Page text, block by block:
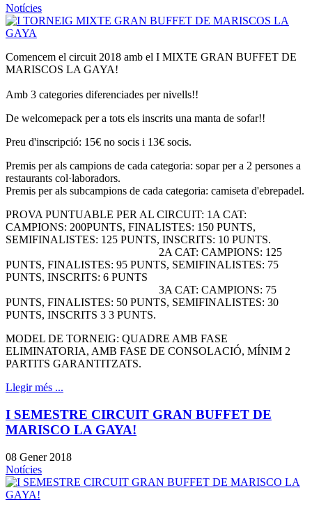
Notícies
Comencem el circuit 2018 amb el I MIXTE GRAN BUFFET DE
MARISCOS LA GAYA!
Amb 3 categories diferenciades per nivells!!
De welcomepack per a tots els inscrits una manta de sofar!!
Preu d'inscripció: 15€ no socis i 13€ socis.
Premis per als campions de cada categoria: sopar per a 2 persones a
restaurants col·laboradors.
Premis per als subcampions de cada categoria: camiseta d'ebrepadel.
PROVA PUNTUABLE PER AL CIRCUIT: 1A CAT:
CAMPIONS: 200PUNTS, FINALISTES: 150 PUNTS,
SEMIFINALISTES: 125 PUNTS, INSCRITS: 10 PUNTS.
2A CAT: CAMPIONS: 125
PUNTS, FINALISTES: 95 PUNTS, SEMIFINALISTES: 75
PUNTS, INSCRITS: 6 PUNTS
3A CAT: CAMPIONS: 75
PUNTS, FINALISTES: 50 PUNTS, SEMIFINALISTES: 30
PUNTS, INSCRITS 3 3 PUNTS.
MODEL DE TORNEIG: QUADRE AMB FASE
ELIMINATORIA, AMB FASE DE CONSOLACIÓ, MÍNIM 2
PARTITS GARANTITZATS.
Llegir més ...
I SEMESTRE CIRCUIT GRAN BUFFET DE
MARISCO LA GAYA!
08 Gener 2018
Notícies